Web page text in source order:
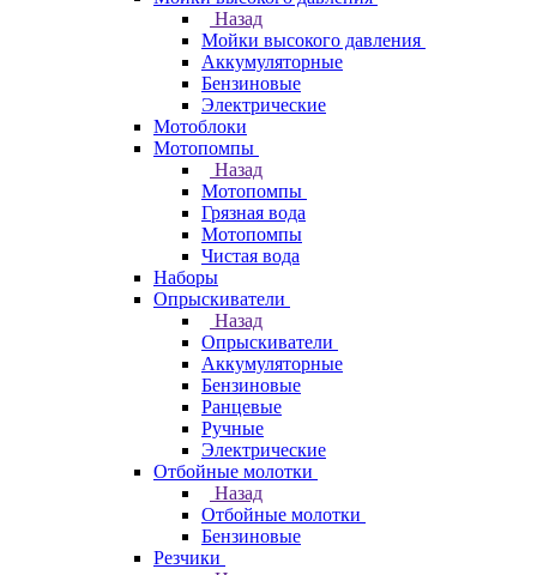
Назад
Мойки высокого давления
Аккумуляторные
Бензиновые
Электрические
Мотоблоки
Мотопомпы
Назад
Мотопомпы
Грязная вода
Мотопомпы
Чистая вода
Наборы
Опрыскиватели
Назад
Опрыскиватели
Аккумуляторные
Бензиновые
Ранцевые
Ручные
Электрические
Отбойные молотки
Назад
Отбойные молотки
Бензиновые
Резчики